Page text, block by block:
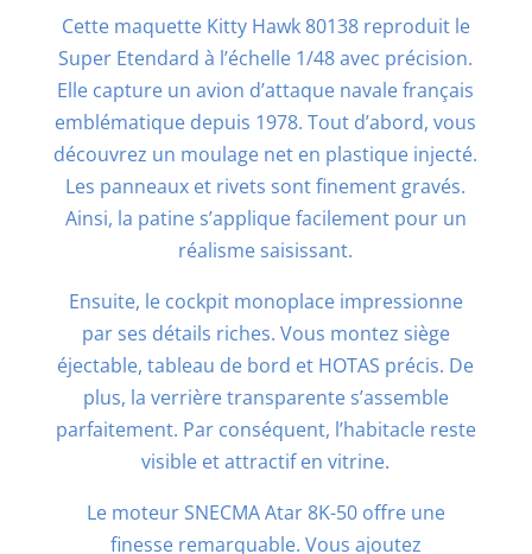
Cette maquette Kitty Hawk 80138 reproduit le
Super Etendard à l’échelle 1/48 avec précision.
Elle capture un avion d’attaque navale français
emblématique depuis 1978. Tout d’abord, vous
découvrez un moulage net en plastique injecté.
Les panneaux et rivets sont finement gravés.
Ainsi, la patine s’applique facilement pour un
réalisme saisissant.
Ensuite, le cockpit monoplace impressionne
par ses détails riches. Vous montez siège
éjectable, tableau de bord et HOTAS précis. De
plus, la verrière transparente s’assemble
parfaitement. Par conséquent, l’habitacle reste
visible et attractif en vitrine.
Le moteur SNECMA Atar 8K-50 offre une
finesse remarquable. Vous ajoutez